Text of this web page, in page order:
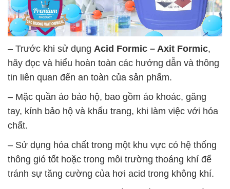
– Trước khi sử dụng Acid Formic – Axit Formic,
hãy đọc và hiểu hoàn toàn các hướng dẫn và thông
tin liên quan đến an toàn của sản phẩm.
– Mặc quần áo bảo hộ, bao gồm áo khoác, găng
tay, kính bảo hộ và khẩu trang, khi làm việc với hóa
chất.
– Sử dụng hóa chất trong một khu vực có hệ thống
thông gió tốt hoặc trong môi trường thoáng khí để
tránh sự tăng cường của hơi acid trong không khí.